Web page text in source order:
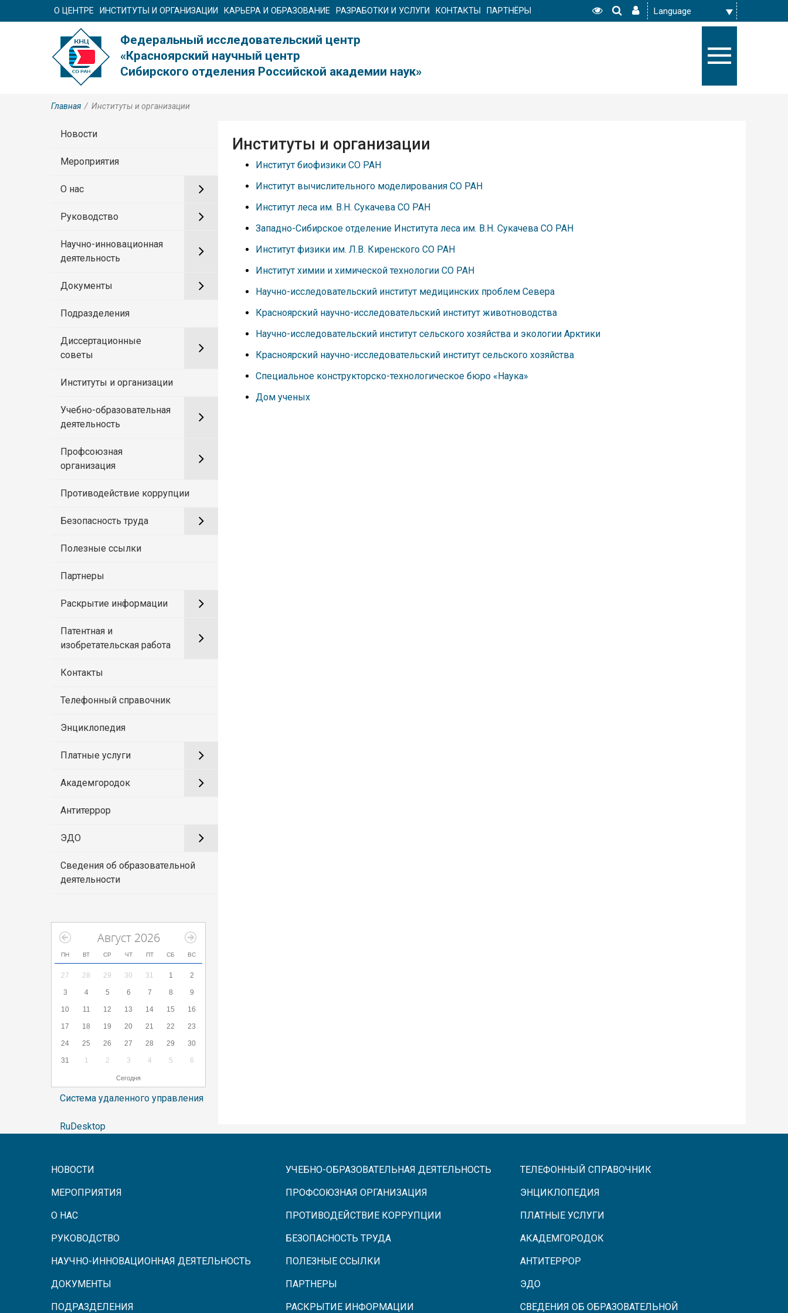
О ЦЕНТРЕ ИНСТИТУТЫ И ОРГАНИЗАЦИИ КАРЬЕРА И ОБРАЗОВАНИЕ РАЗРАБОТКИ И УСЛУГИ КОНТАКТЫ ПАРТНЁРЫ
Федеральный исследовательский центр
«Красноярский научный центр
Сибирского отделения Российской академии наук»
Главная / Институты и организации
Новости
Мероприятия
О нас
Руководство
Научно-инновационная
деятельность
Документы
Подразделения
Диссертационные
советы
Институты и организации
Учебно-образовательная
деятельность
Профсоюзная
организация
Противодействие коррупции
Безопасность труда
Полезные ссылки
Партнеры
Раскрытие информации
Патентная и
изобретательская работа
Контакты
Телефонный справочник
Энциклопедия
Платные услуги
Академгородок
Антитеррор
ЭДО
Сведения об образовательной
деятельности
Август 2026
ПН ВТ СР ЧТ ПТ СБ ВС
27 28 29 30 31 1 2
3 4 5 6 7 8 9
10 11 12 13 14 15 16
17 18 19 20 21 22 23
24 25 26 27 28 29 30
31 1 2 3 4 5 6
Сегодня
Система удаленного управления
RuDesktop
Институты и организации
Институт биофизики СО РАН
Институт вычислительного моделирования СО РАН
Институт леса им. В.Н. Сукачева СО РАН
Западно-Сибирское отделение Института леса им. В.Н. Сукачева СО РАН
Институт физики им. Л.В. Киренского СО РАН
Институт химии и химической технологии СО РАН
Научно-исследовательский институт медицинских проблем Севера
Красноярский научно-исследовательский институт животноводства
Научно-исследовательский институт сельского хозяйства и экологии Арктики
Красноярский научно-исследовательский институт сельского хозяйства
Специальное конструкторско-технологическое бюро «Наука»
Дом ученых
НОВОСТИ
МЕРОПРИЯТИЯ
О НАС
РУКОВОДСТВО
НАУЧНО-ИННОВАЦИОННАЯ ДЕЯТЕЛЬНОСТЬ
ДОКУМЕНТЫ
ПОДРАЗДЕЛЕНИЯ
УЧЕБНО-ОБРАЗОВАТЕЛЬНАЯ ДЕЯТЕЛЬНОСТЬ
ПРОФСОЮЗНАЯ ОРГАНИЗАЦИЯ
ПРОТИВОДЕЙСТВИЕ КОРРУПЦИИ
БЕЗОПАСНОСТЬ ТРУДА
ПОЛЕЗНЫЕ ССЫЛКИ
ПАРТНЕРЫ
РАСКРЫТИЕ ИНФОРМАЦИИ
ТЕЛЕФОННЫЙ СПРАВОЧНИК
ЭНЦИКЛОПЕДИЯ
ПЛАТНЫЕ УСЛУГИ
АКАДЕМГОРОДОК
АНТИТЕРРОР
ЭДО
СВЕДЕНИЯ ОБ ОБРАЗОВАТЕЛЬНОЙ